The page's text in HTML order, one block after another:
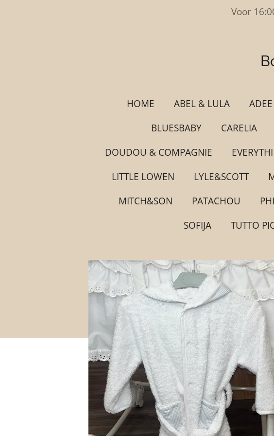
Voor
HOME ABEL & LULA
BLUESBABY
CARELIA
DOUDOU & COMPAGNIE
LITTLE LOWEN
LYLE&SCOTT
MITCH&SON
PATACHOU PHI
SOFIJA
TUTTO